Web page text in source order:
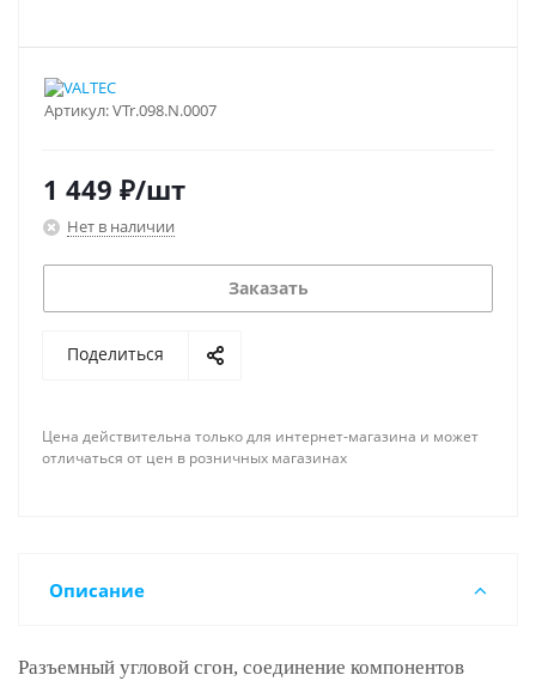
Артикул:VTr.098.N.0007
1 449 ₽/шт
Нет в наличии
Заказать
Поделиться
Цена действительна только для интернет-магазина и может
отличаться от цен в розничных магазинах
Описание
Разъемный угловой сгон, соединение компонентов